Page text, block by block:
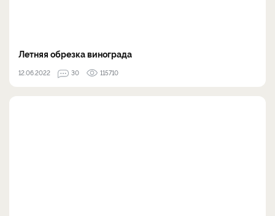
Летняя обрезка винограда
12.06.2022 30 115710